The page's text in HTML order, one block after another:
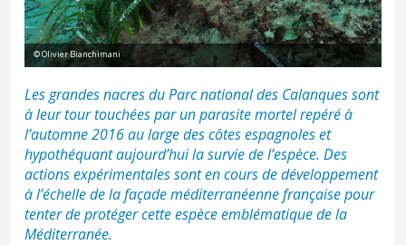
© Olivier Bianchimani
Les grandes nacres du Parc national des Calanques sont
à leur tour touchées par un parasite mortel repéré à
l’automne 2016 au large des côtes espagnoles et
hypothéquant aujourd’hui la survie de l’espèce. Des
actions expérimentales sont en cours de développement
à l’échelle de la façade méditerranéenne française pour
tenter de protéger cette espèce emblématique de la
Méditerranée.